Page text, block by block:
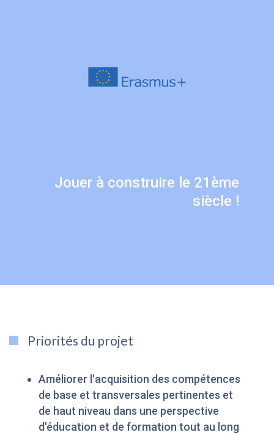
Jouer à construire le 21ème
siècle !
Priorités du projet
Améliorer l'acquisition des compétences
de base et transversales pertinentes et
de haut niveau dans une perspective
d'éducation et de formation tout au long